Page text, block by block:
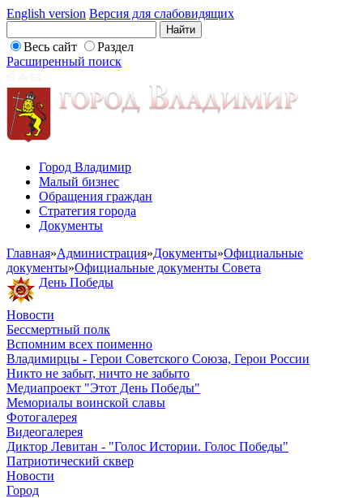
English version Версия для слабовидящих
Весь сайт
Раздел
Расширенный поиск
Город Владимир
Малый бизнес
Обращения граждан
Стратегия города
Документы
Главная»Администрация»Документы»Официальные
документы»Официальные документы Совета
День Победы
Новости
Бессмертный полк
Вспомним всех поименно
Владимирцы - Герои Советского Союза, Герои России
Никто не забыт, ничто не забыто
Медиапроект "Этот День Победы"
Мемориалы воинской славы
Фотогалерея
Видеогалерея
Диктор Левитан - "Голос Истории. Голос Победы"
Патриотический сквер
Новости
Город